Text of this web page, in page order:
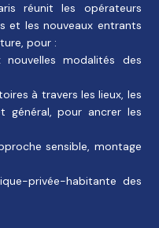
réunit les opérateurs
et les nouveaux entrants
pour :
nouvelles modalités des
à travers les lieux, les
général, pour ancrer les
sensible, montage
privée-habitante des